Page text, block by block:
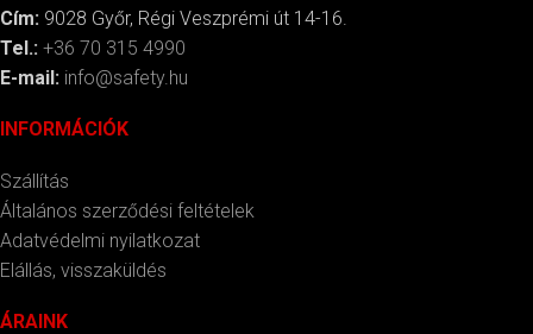
Cím: 9028 Győr, Régi Veszprémi út 14-16.
Tel.: +36 70 315 4990
E-mail: info@safety.hu
INFORMÁCIÓK
Szállítás
Általános szerződési feltételek
Adatvédelmi nyilatkozat
Elállás, visszaküldés
ÁRAINK